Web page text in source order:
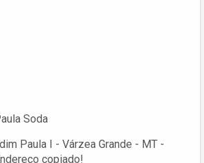
Soda
Paula I - Várzea Grande - MT -
copiado!